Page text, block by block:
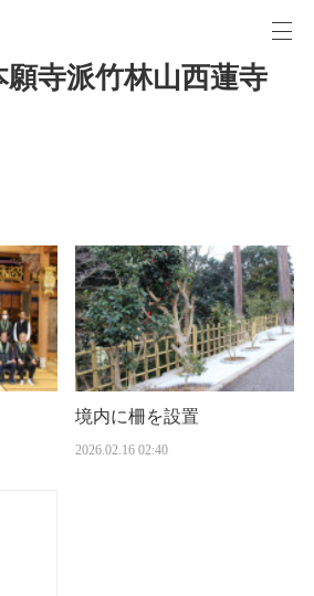
寺派竹林山西蓮寺
境内に柵を設置
2026.02.16 02:40